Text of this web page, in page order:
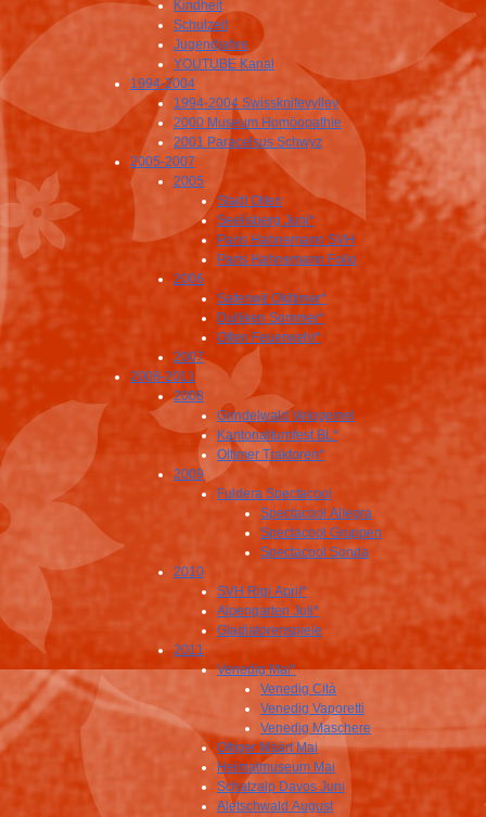
Kindheit
Schulzeit
Jugendjahre
YOUTUBE Kanal
1994-2004
1994-2004 Swissknifevylley
2000 Museum Homöopathie
2001 Paracelsus Schwyz
2005-2007
2005
Stadt Olten
Seelisberg Juni*
Paris Hahnemann SVH
Paris Hahnemann Folio
2006
Safenwil Oldtimer*
Dulliken Sommer*
Olten Feuerwehr*
2007
2008-2011
2008
Grindelwald Velogemel
Kantonalturnfest BL*
Oltimer Traktoren*
2009
Fuldera Spectacool
Spectacool Allegra
Spectacool Gruppen
Spectacool Sonda
2010
SVH Rigi April*
Alpengarten Juli*
Gladiatorenspiele
2011
Venedig Mai*
Venedig Cità
Venedig Vaporetti
Venedig Maschere
Oltiger Määrt Mai
Heimatmuseum Mai
Schatzalp Davos Juni
Aletschwald August